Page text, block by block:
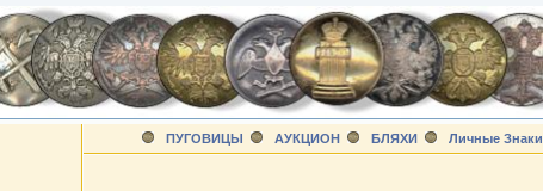
ПУГОВИЦЫ АУКЦИОН БЛЯХИ Личные Знаки